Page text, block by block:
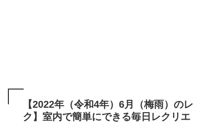
【2022年（令和4年）6月（梅雨）のレ
ク】室内で簡単にできる毎日レクリエ